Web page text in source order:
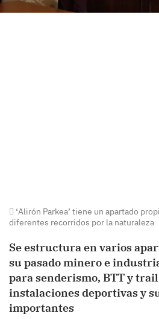
‘Alirón Parkea’ tiene un apartado
diferentes recorridos por la naturaleza
Se estructura en varios
su pasado minero e
para senderismo, BTT y
instalaciones deportivas y
importantes